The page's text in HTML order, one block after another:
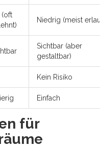
(oft
Niedrig (meist
Sichtbar (aber
gestaltbar)
Kein Risiko
Einfach
für